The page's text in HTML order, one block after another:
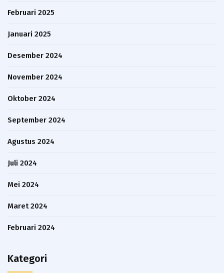
Februari 2025
Januari 2025
Desember 2024
November 2024
Oktober 2024
September 2024
Agustus 2024
Juli 2024
Mei 2024
Maret 2024
Februari 2024
Kategori